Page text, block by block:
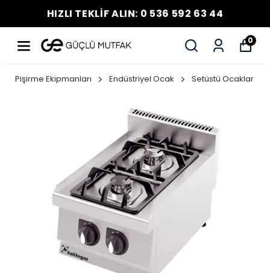
HIZLI TEKLİF ALIN: 0 536 592 63 44
0
Pişirme Ekipmanları Endüstriyel Ocak Setüstü Ocaklar